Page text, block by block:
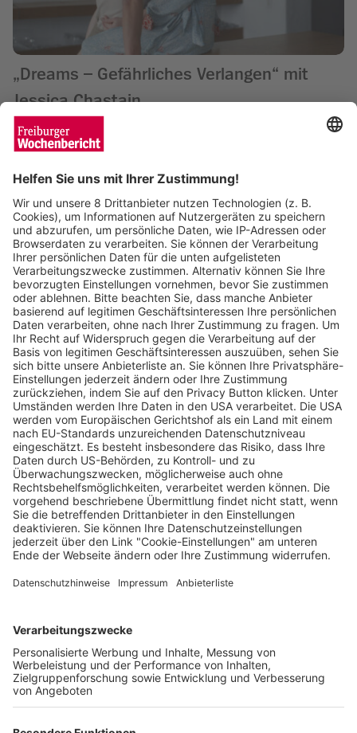
„Dreams – Gefährliches Verlangen“ mit
Jessica Chastain
Banksy-Ausstellung in der Messe Freiburg –
20 Prozent Ticketrabatt mit
Wochenbericht-Code
Wochenbericht 19.03.2025
Freiburger Wochenbericht
Der Wochenbericht
wurde zum 31. Juli 2026
eingestellt.